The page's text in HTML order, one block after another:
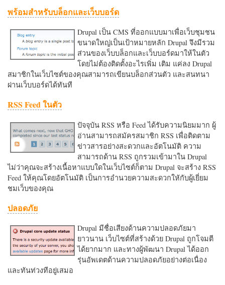
พร้อมสำหรับบล็อกและเว็บบอร์ด
Drupal เป็น CMS ที่ออกแบบมาเพื่อเว็บชุมชน
ขนาดใหญ่เป็นเป้าหมายหลัก Drupal จึงมีรวม
ส่วนของเว็บบล็อกและเว็บบอร์ดมาให้ในตัว
โดยไม่ต้องติดตั้งอะไรเพิ่ม เติม แค่ลง Drupal
สมาชิกในเว็บไซต์ของคุณสามารถเขียนบล็อกส่วนตัว และสนทนา
ผ่านเว็บบอร์ดได้ทันที
RSS Feed ในตัว
ปัจจุบัน RSS หรือ Feed ได้รับความนิยมมาก ผู้
อ่านสามารถสมัครสมาชิก RSS เพื่อติดตาม
ข่าวสารอย่างสะดวกและอัตโนมัติ ความ
สามารถด้าน RSS ถูกรวมเข้ามาใน Drupal
ไม่ว่าคุณจะสร้างเนื้อหาแบบใดในเว็บไซต์ก็ตาม Drupal จะสร้าง RSS
Feed ให้คุณโดยอัตโนมัติ เป็นการอำนวยความสะดวกใหักับผู้เยี่ยม
ชมเว็บของคุณ
ปลอดภัย
Drupal มีชื่อเสียงด้านความปลอดภัยมา
ยาวนาน เว็บไซต์ที่สร้างด้วย Drupal ถูกโจมตี
ได้ยากมาก และทางผู้พัฒนา Drupal ได้ออก
รุ่นอัพเดตด้านความปลอดภัยอย่างต่อเนื่อง
และทันท่วงทีอยู่เสมอ